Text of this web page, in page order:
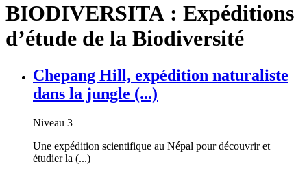
BIODIVERSITA : Expéditions
d’étude de la Biodiversité
Chepang Hill, expédition naturaliste
dans la jungle (...)
Niveau 3
Une expédition scientifique au Népal pour découvrir et
étudier la (...)